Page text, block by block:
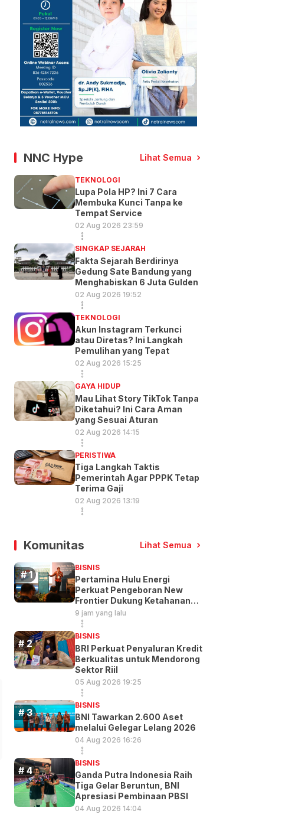
NNC Hype Lihat Semua
TEKNOLOGI
Lupa Pola HP? Ini 7 Cara
Membuka Kunci Tanpa ke
Tempat Service
02 Aug 2026 23:59
SINGKAP SEJARAH
Fakta Sejarah Berdirinya
Gedung Sate Bandung yang
Menghabiskan 6 Juta Gulden
02 Aug 2026 19:52
TEKNOLOGI
Akun Instagram Terkunci
atau Diretas? Ini Langkah
Pemulihan yang Tepat
02 Aug 2026 15:25
GAYA HIDUP
Mau Lihat Story TikTok Tanpa
Diketahui? Ini Cara Aman
yang Sesuai Aturan
02 Aug 2026 14:15
PERISTIWA
Tiga Langkah Taktis
Pemerintah Agar PPPK Tetap
Terima Gaji
02 Aug 2026 13:19
Komunitas Lihat Semua
BISNIS
Pertamina Hulu Energi
Perkuat Pengeboran New
Frontier Dukung Ketahanan
Energi
9 jam yang lalu
BISNIS
BRI Perkuat Penyaluran Kredit
Berkualitas untuk Mendorong
Sektor Riil
05 Aug 2026 19:25
BISNIS
BNI Tawarkan 2.600 Aset
melalui Gelegar Lelang 2026
04 Aug 2026 16:26
BISNIS
Ganda Putra Indonesia Raih
Tiga Gelar Beruntun, BNI
Apresiasi Pembinaan PBSI
04 Aug 2026 14:04